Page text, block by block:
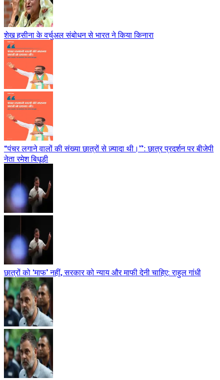
शेख हसीना के वर्चुअल संबोधन से भारत ने किया किनारा
“पंचर लगाने वालों की संख्या छात्रों से ज़्यादा थी।”: छात्र प्रदर्शन पर बीजेपी
नेता रमेश बिधूड़ी
छात्रों को ‘माफ’ नहीं, सरकार को न्याय और माफी देनी चाहिए: राहुल गांधी